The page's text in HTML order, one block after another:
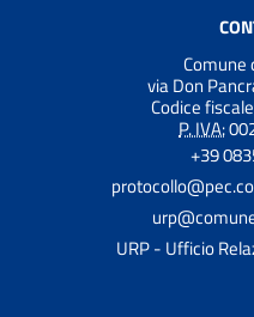
Comune
via Don
Codice
P. IVA:
+39
URP - Ufficio